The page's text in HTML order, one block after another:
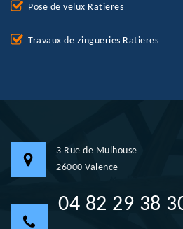
Pose de velux Ratieres
Travaux de zingueries Ratieres
3 Rue de Mulhouse
26000 Valence
04 82 29 38